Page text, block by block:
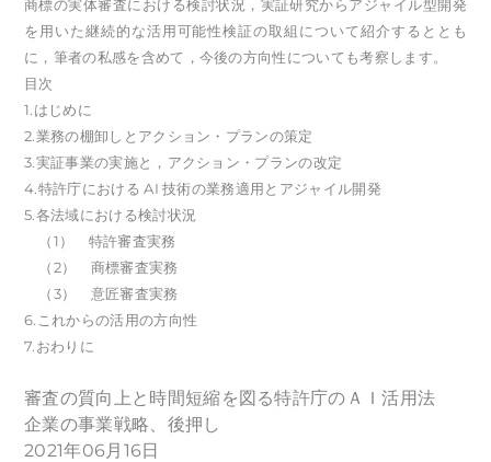
商標の実体審査における検討状況，実証研究からアジャイル型開発
を用いた継続的な活用可能性検証の取組について紹介するととも
に，筆者の私感を含めて，今後の方向性についても考察します。
目次
1.はじめに
2.業務の棚卸しとアクション・プランの策定
3.実証事業の実施と，アクション・プランの改定
4.特許庁における AI 技術の業務適用とアジャイル開発
5.各法域における検討状況
（1） 特許審査実務
（2） 商標審査実務
（3） 意匠審査実務
6.これからの活用の方向性
7.おわりに
審査の質向上と時間短縮を図る特許庁のＡＩ活用法
企業の事業戦略、後押し
2021年06月16日